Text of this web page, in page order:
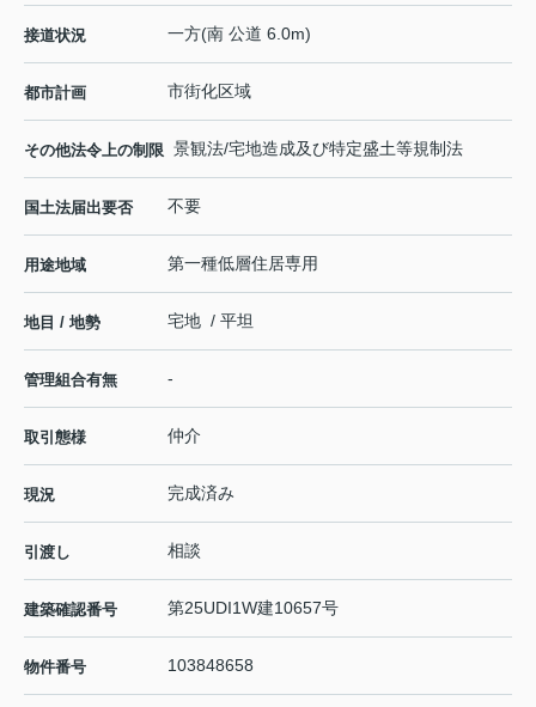
接道状況 一方(南 公道 6.0m)
都市計画 市街化区域
その他法令上の制限 景観法/宅地造成及び特定盛土等規制法
国土法届出要否 不要
用途地域 第一種低層住居専用
地目 / 地勢 宅地 / 平坦
管理組合有無 -
取引態様 仲介
現況 完成済み
引渡し 相談
建築確認番号 第25UDI1W建10657号
物件番号 103848658